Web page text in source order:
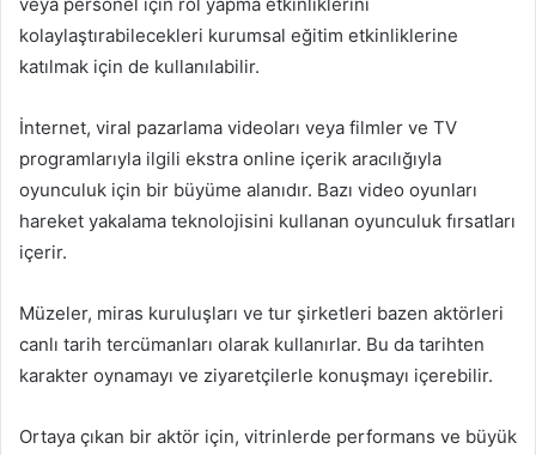
kolaylaştırabilecekleri kurumsal eğitim etkinliklerine
katılmak için de kullanılabilir.
İnternet, viral pazarlama videoları veya filmler ve TV
programlarıyla ilgili ekstra online içerik aracılığıyla
oyunculuk için bir büyüme alanıdır. Bazı video oyunları
hareket yakalama teknolojisini kullanan oyunculuk fırsatları
içerir.
Müzeler, miras kuruluşları ve tur şirketleri bazen aktörleri
canlı tarih tercümanları olarak kullanırlar. Bu da tarihten
karakter oynamayı ve ziyaretçilerle konuşmayı içerebilir.
Ortaya çıkan bir aktör için, vitrinlerde performans ve büyük